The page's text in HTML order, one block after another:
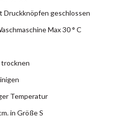
Druckknöpfen geschlossen
Max 30 ° C
Temperatur
in Größe S